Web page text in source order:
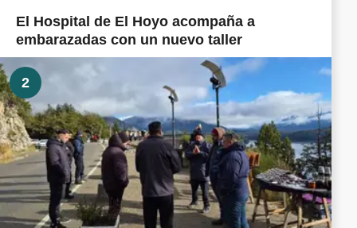
El Hospital de El Hoyo acompaña a
embarazadas con un nuevo taller
2